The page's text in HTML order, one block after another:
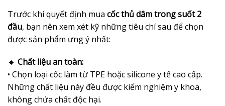
Trước khi quyết định mua cốc thủ dâm trong suốt 2
đầu, bạn nên xem xét kỹ những tiêu chí sau để chọn
được sản phẩm ưng ý nhất:
🔹 Chất liệu an toàn:
• Chọn loại cốc làm từ TPE hoặc silicone y tế cao cấp.
Những chất liệu này đều được kiểm nghiệm y khoa,
không chứa chất độc hại.